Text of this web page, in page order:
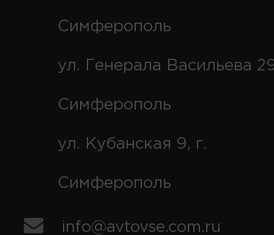
Симферополь
ул. Генерала Васильева
Симферополь
ул. Кубанская 9, г.
Симферополь
info@avtovse.com.ru